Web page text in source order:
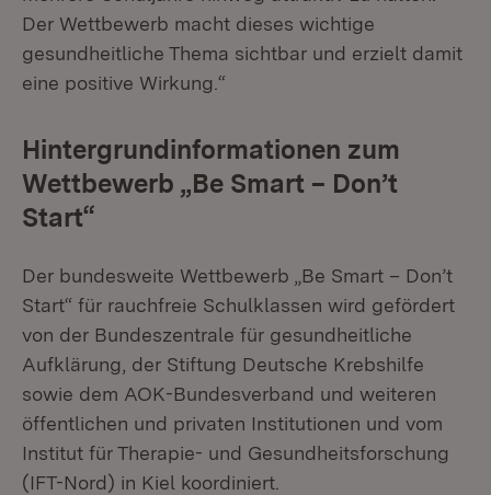
Der Wettbewerb macht dieses wichtige
gesundheitliche Thema sichtbar und erzielt damit
eine positive Wirkung.“
Hintergrundinformationen zum
Wettbewerb „Be Smart – Don’t
Start“
Der bundesweite Wettbewerb „Be Smart – Don’t
Start“ für rauchfreie Schulklassen wird gefördert
von der Bundeszentrale für gesundheitliche
Aufklärung, der Stiftung Deutsche Krebshilfe
sowie dem AOK-Bundesverband und weiteren
öffentlichen und privaten Institutionen und vom
Institut für Therapie- und Gesundheitsforschung
(IFT-Nord) in Kiel koordiniert.